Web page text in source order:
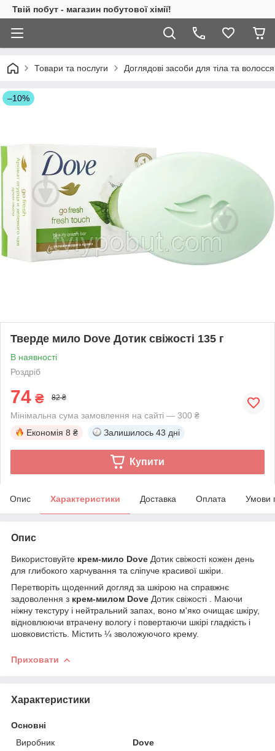
Твій побут - магазин побутової хімії!
Товари та послуги Доглядові засоби для тіла та волосся
–10%
Тверде мило Dove Дотик свіжості 135 г
В наявності
Роздріб
74 ₴ 82 ₴
Мінімальна сума замовлення на сайті — 300 ₴
Економія 8 ₴ Залишилось 43 дні
Купити
Опис Характеристики Доставка Оплата Умови
Опис
Використовуйте крем-мило Dove Дотик свіжості кожен день
для глибокого харчування та сліпуче красивої шкіри.
Перетворіть щоденний догляд за шкірою на справжнє
задоволення з крем-милом Dove Дотик свіжості . Маючи
ніжну текстуру і нейтральний запах, воно м'яко очищає шкіру,
відновлюючи втрачену вологу і повертаючи шкірі гладкість і
шовковистість. Містить ¼ зволожуючого крему.
Приховати
Характеристики
Основні
Виробник
Dove